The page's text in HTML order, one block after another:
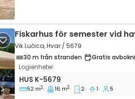
Next
Fiskarhus för semester vid
Vik Lučica, Hvar / 5679
30 m från stranden
Gratis
Logienheter:
Tvårumshus Vik Lučica, Hvar K-
HUS K-5679
52 m2 16 m2 2 1 5